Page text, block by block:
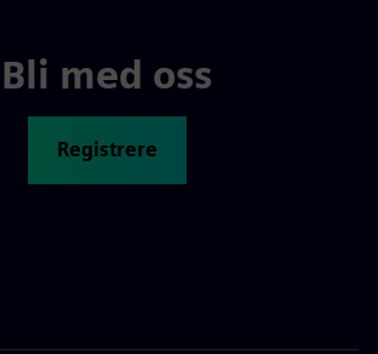
Bli med oss
Registrere